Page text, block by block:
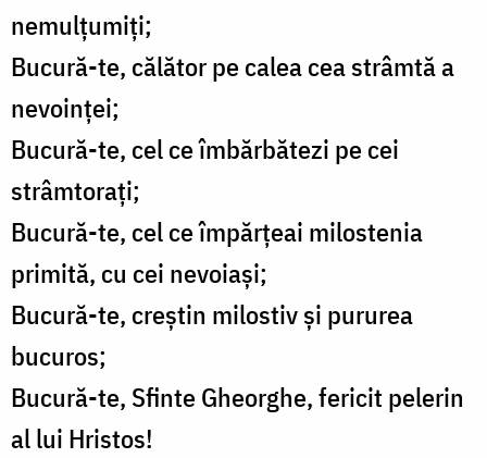
nemulțumiți;
Bucură-te, călător pe calea cea strâmtă a
nevoinței;
Bucură-te, cel ce îmbărbătezi pe cei
strâmtorați;
Bucură-te, cel ce împărțeai milostenia
primită, cu cei nevoiași;
Bucură-te, creștin milostiv și pururea
bucuros;
Bucură-te, Sfinte Gheorghe, fericit pelerin
al lui Hristos!